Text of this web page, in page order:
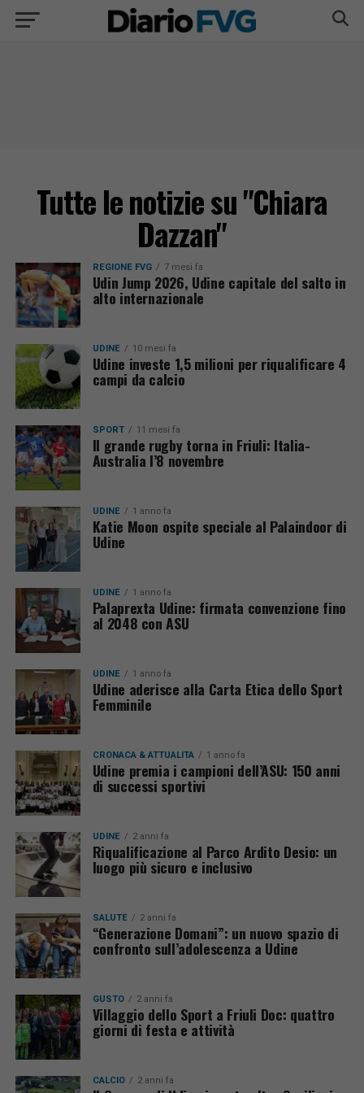
Tutte le notizie su "Chiara
Dazzan"
REGIONE FVG 7 mesi fa
Udin Jump 2026, Udine capitale del salto in
alto internazionale
UDINE 10 mesi fa
Udine investe 1,5 milioni per riqualificare 4
campi da calcio
SPORT 11 mesi fa
Il grande rugby torna in Friuli: Italia-
Australia l’8 novembre
UDINE 1 anno fa
Katie Moon ospite speciale al Palaindoor di
Udine
UDINE 1 anno fa
Palaprexta Udine: firmata convenzione fino
al 2048 con ASU
UDINE 1 anno fa
Udine aderisce alla Carta Etica dello Sport
Femminile
CRONACA & ATTUALITÀ 1 anno fa
Udine premia i campioni dell’ASU: 150 anni
di successi sportivi
UDINE 2 anni fa
Riqualificazione al Parco Ardito Desio: un
luogo più sicuro e inclusivo
SALUTE 2 anni fa
“Generazione Domani”: un nuovo spazio di
confronto sull’adolescenza a Udine
GUSTO 2 anni fa
Villaggio dello Sport a Friuli Doc: quattro
giorni di festa e attività
CALCIO 2 anni fa